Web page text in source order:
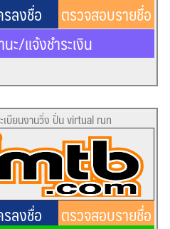
ลงชื่อ
ตรวจสอบรายชื่อ
ะ/แจ้งชำระเงิน
บียนงานวิ่ง ปั่น virtual run
ลงชื่อ ตรวจสอบรายชื่อ